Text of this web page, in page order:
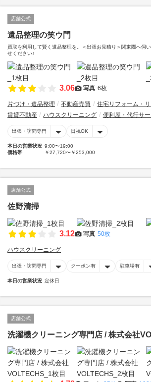
店舗公式
遺品整理の笑ウ門
買取を利用して賢く遺品整理を。＜出張お見積り＞関東圏へ伺
せください♪
3.06 写真 6枚
片づけ・遺品整理 不動産売買
住宅リフォーム・
賃貸不動産
ハウスクリーニング 便利屋・代行サ
出張・訪問専門 日祝OK
本日の営業状況 9:00〜19:00
価格帯
￥27,720〜￥253,000
店舗公式
佐野清掃
3.12 写真 50枚
ハウスクリーニング
出張・訪問専門 クーポン有 駐車場有
本日の営業状況 定休日
店舗公式
洗濯機クリーニング専門店 / 株式会社